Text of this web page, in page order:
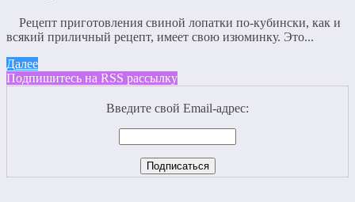
Рецепт приготовления свиной лопатки по-кубински, как и
всякий приличный рецепт, имеет свою изюминку. Это...
Далее
Подпишитесь на RSS рассылку
Введите свой Email-адрес: